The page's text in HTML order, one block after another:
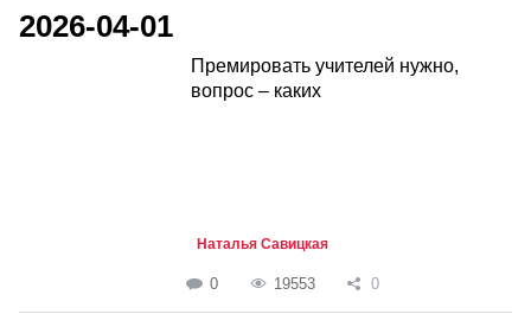
2026-04-01
Премировать учителей нужно,
вопрос – каких
Наталья Савицкая
0 19553 0